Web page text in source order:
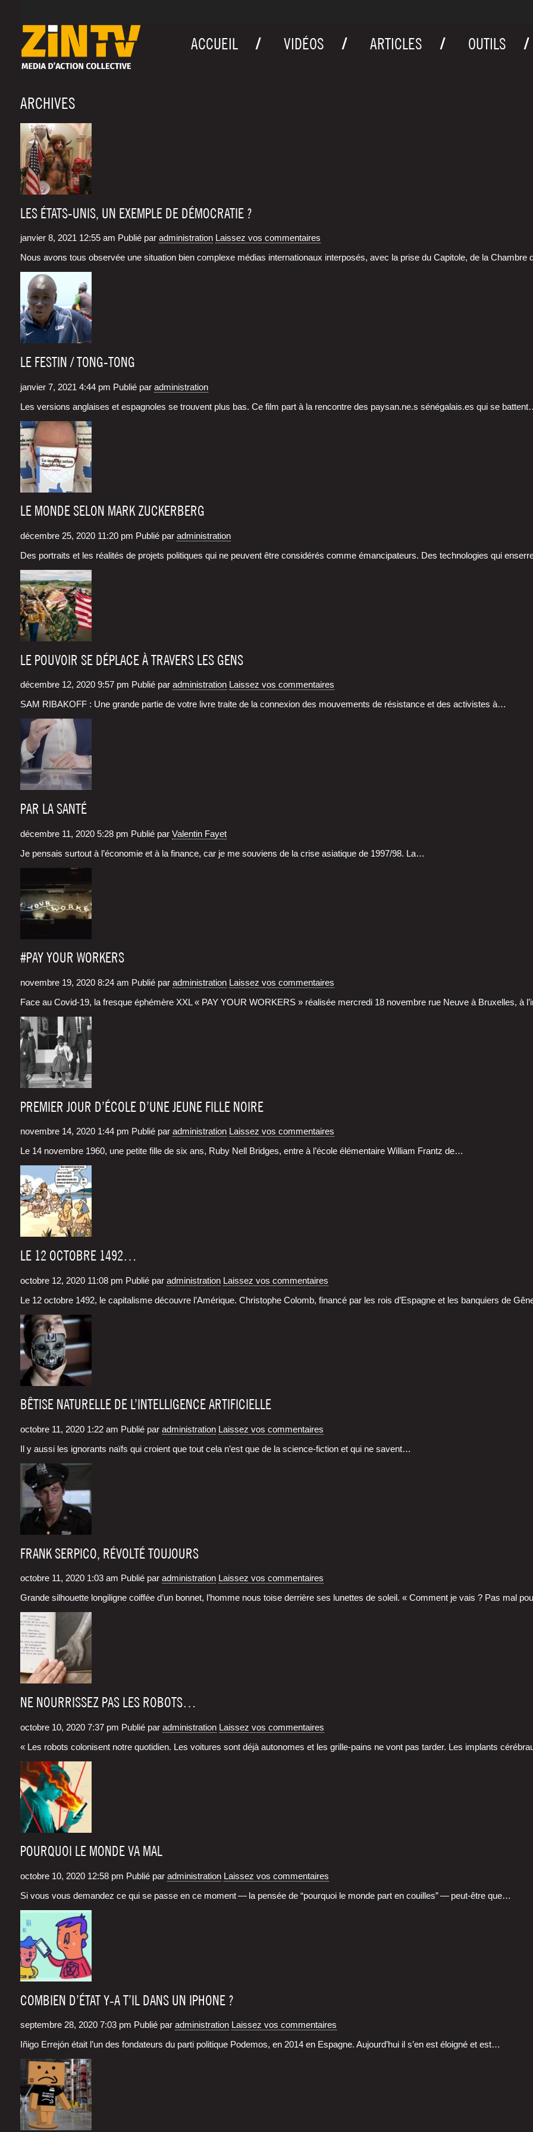
ACCUEIL VIDÉOS ARTICLES OUTILS
ARCHIVES
LES ÉTATS-UNIS, UN EXEMPLE DE DÉMOCRATIE ?
janvier 8, 2021 12:55 am Publié par administration Laissez vos commentaires
Nous avons tous obser­vée une situa­tion bien com­plexe médias inter­na­tio­naux inter­po­sés, avec la prise du Capi­tole, de la Chambre
LE FESTIN / TONG-TONG
janvier 7, 2021 4:44 pm Publié par administration
Les versions anglaises et espagnoles se trouvent plus bas. Ce film part à la ren­contre des paysan.ne.s sénégalais.es qui se
LE MONDE SELON MARK ZUCKERBERG
décembre 25, 2020 11:20 pm Publié par administration
Des por­traits et les réa­li­tés de pro­jets poli­tiques qui ne peuvent être consi­dé­rés comme éman­ci­pa­teurs. Des tech­no­lo­gies qui
LE POUVOIR SE DÉPLACE À TRAVERS LES GENS
décembre 12, 2020 9:57 pm Publié par administration Laissez vos commentaires
SAM RIBAKOFF : Une grande par­tie de votre livre traite de la connexion des mou­ve­ments de résis­tance et des acti­vistes à…
PAR LA SANTÉ
décembre 11, 2020 5:28 pm Publié par Valentin Fayet
Je pen­sais sur­tout à l’économie et à la finance, car je me sou­viens de la crise asia­tique de 1997/98. La…
#PAY YOUR WORKERS
novembre 19, 2020 8:24 am Publié par administration Laissez vos commentaires
Face au Covid-19, la fresque éphé­mère XXL « PAY YOUR WORKERS » réa­li­sée mer­cre­di 18 novembre rue Neuve à Bruxelles, à
PREMIER JOUR D’ÉCOLE D’UNE JEUNE FILLE NOIRE
novembre 14, 2020 1:44 pm Publié par administration Laissez vos commentaires
Le 14 novembre 1960, une petite fille de six ans, Ruby Nell Bridges, entre à l’é­cole élé­men­taire William Frantz de…
LE 12 OCTOBRE 1492…
octobre 12, 2020 11:08 pm Publié par administration Laissez vos commentaires
Le 12 octobre 1492, le capi­ta­lisme découvre l’A­mé­rique. Chris­tophe Colomb, finan­cé par les rois d’Es­pagne et les ban­quiers de
BÊTISE NATURELLE DE L’INTELLIGENCE ARTIFICIELLE
octobre 11, 2020 1:22 am Publié par administration Laissez vos commentaires
Il y aus­si les igno­rants naïfs qui croient que tout cela n’est que de la science-fic­tion et qui ne savent…
FRANK SERPICO, RÉVOLTÉ TOUJOURS
octobre 11, 2020 1:03 am Publié par administration Laissez vos commentaires
Grande sil­houette lon­gi­ligne coif­fée d’un bon­net, l’homme nous toise der­rière ses lunettes de soleil. « Com­ment je vais ? Pas mal
NE NOURRISSEZ PAS LES ROBOTS…
octobre 10, 2020 7:37 pm Publié par administration Laissez vos commentaires
« Les robots colo­nisent notre quo­ti­dien. Les voi­tures sont déjà auto­nomes et les grille-pains ne vont pas tar­der. Les implants
POURQUOI LE MONDE VA MAL
octobre 10, 2020 12:58 pm Publié par administration Laissez vos commentaires
Si vous vous deman­dez ce qui se passe en ce moment — la pen­sée de “pour­quoi le monde part en couilles” — peut-être que…
COMBIEN D’ÉTAT Y‑A T’IL DANS UN IPHONE ?
septembre 28, 2020 7:03 pm Publié par administration Laissez vos commentaires
Iñi­go Erre­jón était l’un des fon­da­teurs du par­ti poli­tique Pode­mos, en 2014 en Espagne. Aujourd’­hui il s’en est éloi­gné et est…